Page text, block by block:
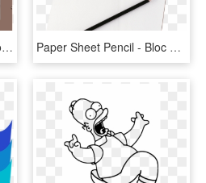
Marcos Fhotoscape, Photoshop Y Gimp Marcos Gota De - Frame Dari Ranting, HD Png Download Paper Sheet Pencil - Bloc De Dibujo Y Lapiz, HD Png Download